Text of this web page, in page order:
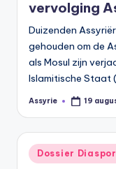
vervolging
Duizenden
gehouden om de
als Mosul zijn
Islamitische Staat
Geplaatst
Assyrie 19
Geplaatst
in
Dossier